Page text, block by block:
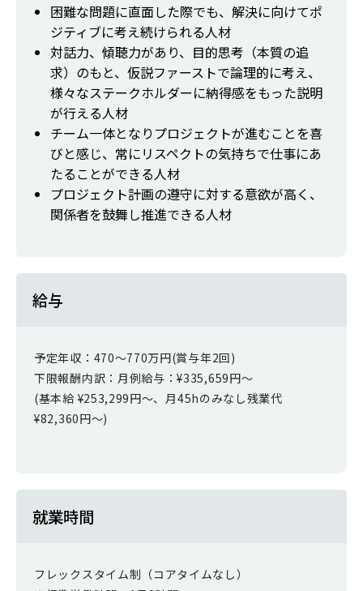
困難な問題に直面した際でも、解決に向けてポ
ジティブに考え続けられる人材
対話力、傾聴力があり、目的思考（本質の追
求）のもと、仮説ファーストで論理的に考え、
様々なステークホルダーに納得感をもった説明
が行える人材
チーム一体となりプロジェクトが進むことを喜
びと感じ、常にリスペクトの気持ちで仕事にあ
たることができる人材
プロジェクト計画の遵守に対する意欲が高く、
関係者を鼓舞し推進できる人材
給与
予定年収：470～770万円(賞与年2回)
下限報酬内訳：月例給与：¥335,659円～
(基本給 ¥253,299円～、月45hのみなし残業代
¥82,360円～)
就業時間
フレックスタイム制（コアタイムなし）